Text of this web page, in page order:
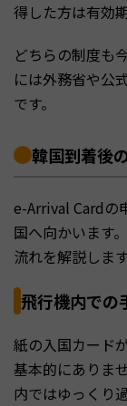
得した方は有効
どちらの制度も
には外務省や公
です。
韓国到着後
e-Arrival Cardの
国へ向かいます
流れを解説します
飛行機内での
紙の入国カード
基本的にありま
内ではゆっくり